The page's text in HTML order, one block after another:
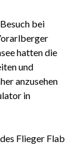
bei
hatten die
und
anzusehen
in
Flieger Flab